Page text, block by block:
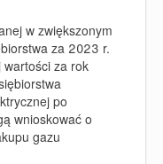
w zwiększonym
za 2023 r.
za rok
po
wnioskować o
gazu